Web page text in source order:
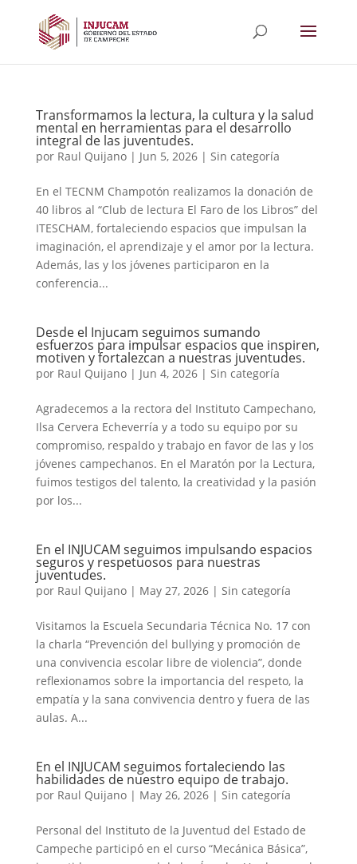
Transformamos la lectura, la cultura y la salud
mental en herramientas para el desarrollo
integral de las juventudes.
por Raul Quijano| Jun 5, 2026| Sin categoría
En el TECNM Champotón realizamos la donación de
40 libros al “Club de lectura El Faro de los Libros” del
ITESCHAM, fortaleciendo espacios que impulsan la
imaginación, el aprendizaje y el amor por la lectura.
Además, las y los jóvenes participaron en la
conferencia...
Desde el Injucam seguimos sumando
esfuerzos para impulsar espacios que inspiren,
motiven y fortalezcan a nuestras juventudes.
por Raul Quijano| Jun 4, 2026| Sin categoría
Agradecemos a la rectora del Instituto Campechano,
Ilsa Cervera Echeverría y a todo su equipo por su
compromiso, respaldo y trabajo en favor de las y los
jóvenes campechanos. En el Maratón por la Lectura,
fuimos testigos del talento, la creatividad y la pasión
por los...
En el INJUCAM seguimos impulsando espacios
seguros y respetuosos para nuestras
juventudes.
por Raul Quijano| May 27, 2026| Sin categoría
Visitamos la Escuela Secundaria Técnica No. 17 con
la charla “Prevención del bullying y promoción de
una convivencia escolar libre de violencia”, donde
reflexionamos sobre la importancia del respeto, la
empatía y la sana convivencia dentro y fuera de las
aulas. A...
En el INJUCAM seguimos fortaleciendo las
habilidades de nuestro equipo de trabajo.
por Raul Quijano| May 26, 2026| Sin categoría
Personal del Instituto de la Juventud del Estado de
Campeche participó en el curso “Mecánica Básica”,